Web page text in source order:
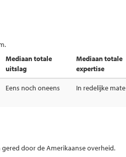
Mediaan totale
uitslag
Mediaan totale
expertise
Eens noch oneens In redelijke mate
door de Amerikaanse overheid.